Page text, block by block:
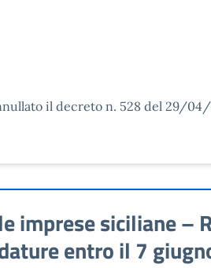
il decreto n. 528 del 29/
imprese siciliane –
entro il 7